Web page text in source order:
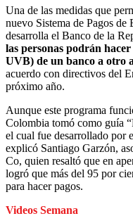
Una de las medidas que
nuevo Sistema de Pagos
desarrolla el Banco de la
las personas podrán
UVB) de un banco a otro
acuerdo con directivos del
próximo año.
Aunque este programa
Colombia tomó como guía
el cual fue desarrollado por
explicó Santiago Garzón,
Co, quien resaltó que en
logró que más del 95 por
para hacer pagos.
Videos Semana